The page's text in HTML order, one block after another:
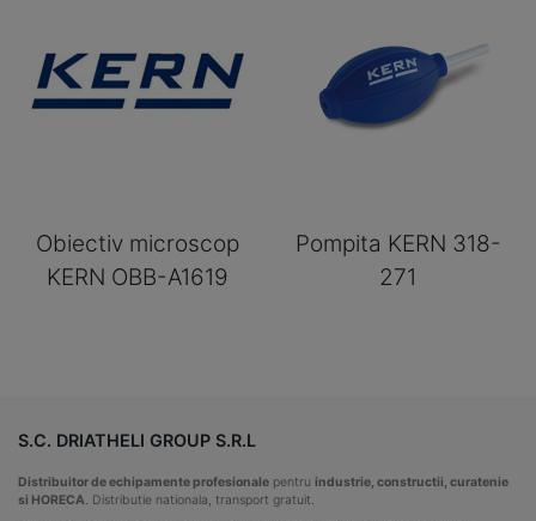
Obiectiv microscop
KERN OBB-A1619
Pompita KERN 318-
271
S.C. DRIATHELI GROUP S.R.L
Distribuitor de echipamente profesionale pentru industrie, constructii, curatenie
si HORECA. Distributie nationala, transport gratuit.